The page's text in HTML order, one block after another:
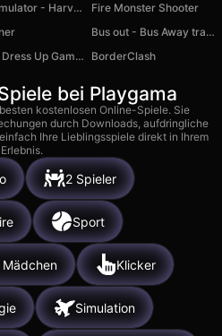
Farm Simulator - Harvest Master
Fire Monster Shooter
Bus out - Bus Away traffic jam
Unicorn Dress Up Games BorderClash
bei Playgama
kostenlosen Online-Spiele. Sie
durch Downloads, aufdringliche
Ihre Lieblingsspiele direkt in Ihrem
2 Spieler
Sport
Mädchen Klicker
Simulation